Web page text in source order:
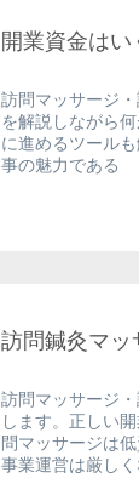
開業資金は
訪問マッサージ
を解説しながら
に進めるツール
事の魅力である
訪問鍼灸マッ
訪問マッサージ
します。正しい
問マッサージは
事業運営は厳しく